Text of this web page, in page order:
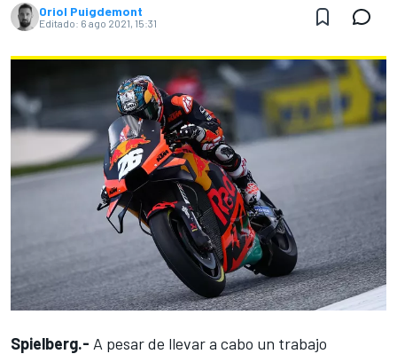
Oriol Puigdemont
Editado: 6 ago 2021, 15:31
Spielberg.- A pesar de llevar a cabo un trabajo